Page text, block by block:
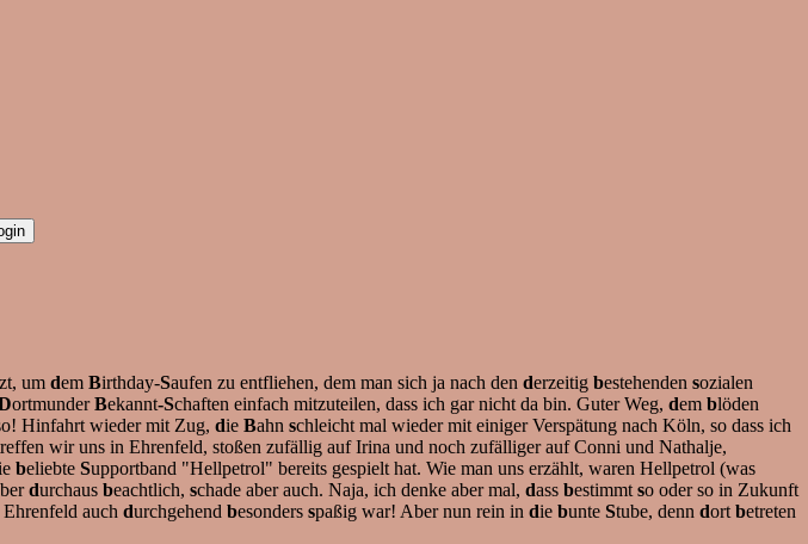
um dem Birthday-Saufen zu entfliehen, dem man sich ja nach den derzeitig bestehenden sozialen
ortmunderBekannt-Schaften einfach mitzuteilen, dass ich gar nicht da bin. Guter Weg, dem blöden
Hinfahrt wieder mit Zug, die Bahn schleicht mal wieder mit einiger Verspätung nach Köln, so dass ich
wir uns in Ehrenfeld, stoßen zufällig auf Irina und noch zufälliger auf Conni und Nathalje,
beliebte Supportband "Hellpetrol" bereits gespielt hat. Wie man uns erzählt, waren Hellpetrol (was
durchaus beachtlich, schade aber auch. Naja, ich denke aber mal, dass bestimmt so oder so in Zukunft
auch durchgehend besonders spaßig war! Aber nun rein in die bunte Stube, denn dort betreten